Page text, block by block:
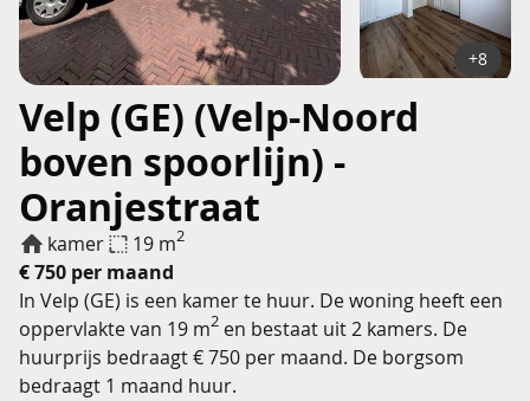
Velp (GE) (Velp-Noord
boven spoorlijn) -
Oranjestraat
kamer 19 m2
€ 750 per maand
+8
In Velp (GE) is een kamer te huur. De woning heeft een
oppervlakte van 19 m2 en bestaat uit 2 kamers. De
huurprijs bedraagt € 750 per maand. De borgsom
bedraagt 1 maand huur.